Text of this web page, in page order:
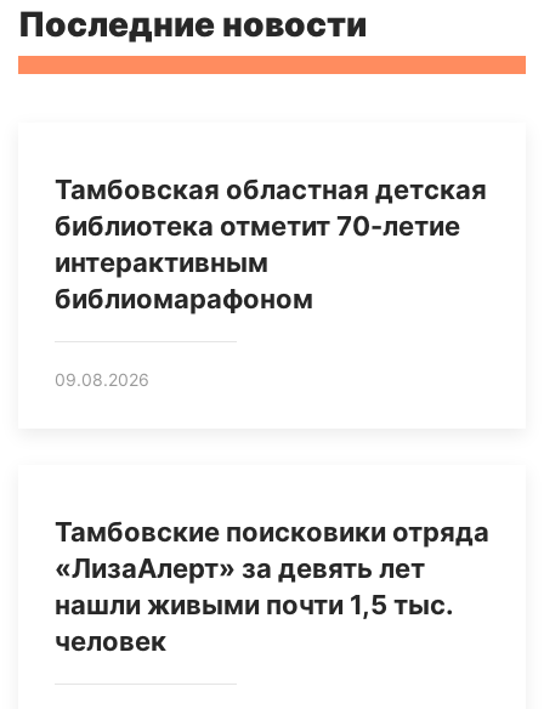
Последние новости
Тамбовская областная детская
библиотека отметит 70-летие
интерактивным
библиомарафоном
09.08.2026
Тамбовские поисковики отряда
«ЛизаАлерт» за девять лет
нашли живыми почти 1,5 тыс.
человек